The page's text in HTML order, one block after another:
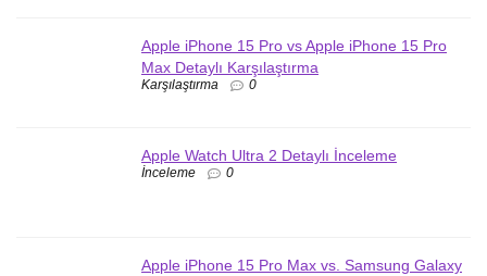
Apple iPhone 15 Pro vs Apple iPhone 15 Pro
Max Detaylı Karşılaştırma
Karşılaştırma 0
Apple Watch Ultra 2 Detaylı İnceleme
İnceleme 0
Apple iPhone 15 Pro Max vs. Samsung Galaxy